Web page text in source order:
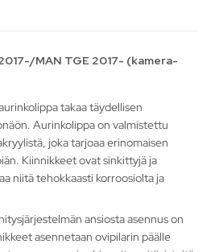
MAN TGE 2017- (kamera-
takaa täydellisen
Aurinkolippa on valmistettu
joka tarjoaa erinomaisen
Kiinnikkeet ovat sinkittyjä ja
niitä tehokkaasti korroosiolta ja
ansiosta asennus on
asennetaan ovipilarin päälle